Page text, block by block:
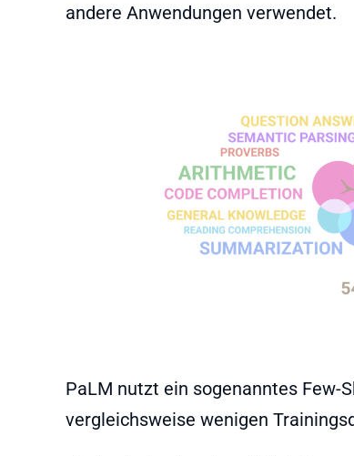
andere Anwendungen verwendet.
PaLM nutzt ein sogenanntes Few-
vergleichsweise wenigen